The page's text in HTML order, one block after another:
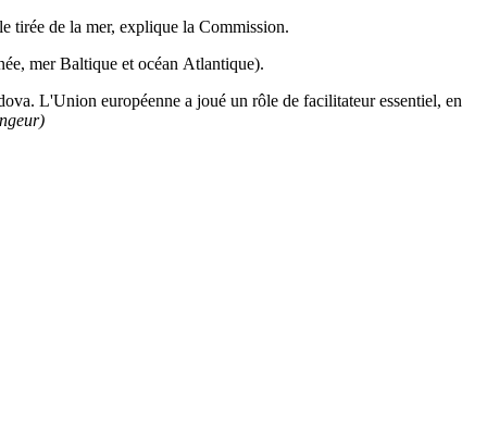
tirée de la mer, explique la Commission.
mer Baltique et océan Atlantique).
L'Union européenne a joué un rôle de facilitateur essentiel, en